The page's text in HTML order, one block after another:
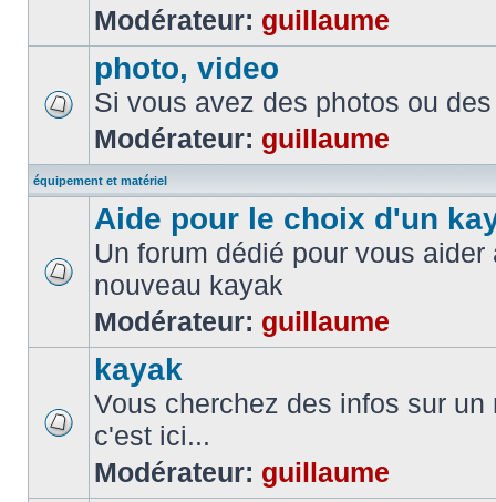
Modérateur: guillaume
photo, video
Si vous avez des photos ou
Modérateur: guillaume
équipement et matériel
Aide pour le choix d'un
Un forum dédié pour vous
nouveau kayak
Modérateur: guillaume
kayak
Vous cherchez des infos sur
c'est ici...
Modérateur: guillaume